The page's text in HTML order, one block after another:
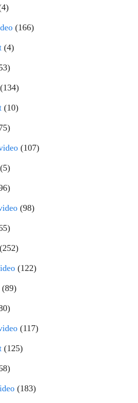
(166)
(4)
(134)
(10)
(107)
(5)
(98)
(252)
(122)
(89)
(117)
(125)
(183)